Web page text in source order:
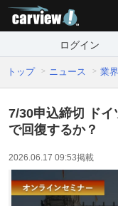
ログイン
トップ ニュース 業
7/30申込締切 ド
で回復するか？
2026.06.17 09:53掲載